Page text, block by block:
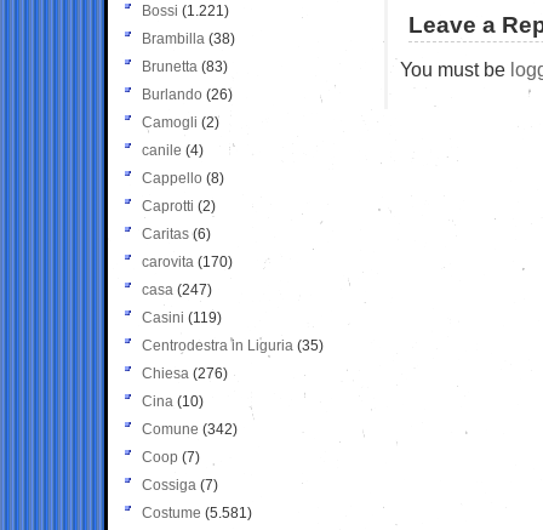
Leave a
You must be
Bossi (1.221)
Brambilla (38)
Brunetta (83)
Burlando (26)
Camogli (2)
canile (4)
Cappello (8)
Caprotti (2)
Caritas (6)
carovita (170)
casa (247)
Casini (119)
Centrodestra in Liguria (35)
Chiesa (276)
Cina (10)
Comune (342)
Coop (7)
Cossiga (7)
Costume (5.581)